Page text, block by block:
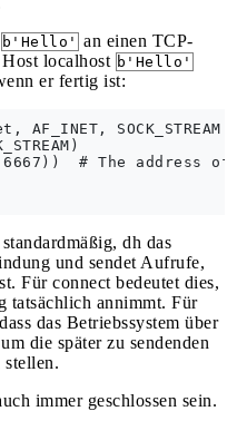
b'Hello' an einen TCP-
localhost b'Hello'
er fertig ist:
SOCK_STREAM
# The address of
dh das
und sendet Aufrufe,
Für connect bedeutet dies,
tatsächlich annimmt. Für
das Betriebssystem über
die später zu sendenden
stellen.
immer geschlossen sein.